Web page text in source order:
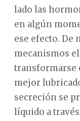
lado las
en algún
ese efecto. De
mecanismos
transformarse
mejor
secreción se
líquido a